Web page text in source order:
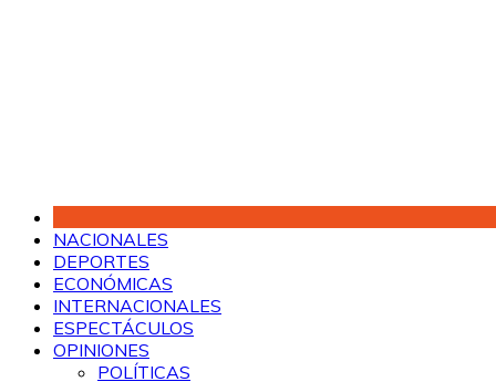
NACIONALES
DEPORTES
ECONÓMICAS
INTERNACIONALES
ESPECTÁCULOS
OPINIONES
POLÍTICAS